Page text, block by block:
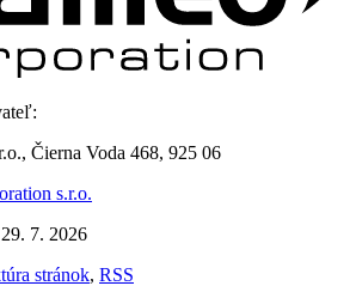
Čierna Voda 468, 925 06
s.r.o.
7. 2026
stránok, RSS